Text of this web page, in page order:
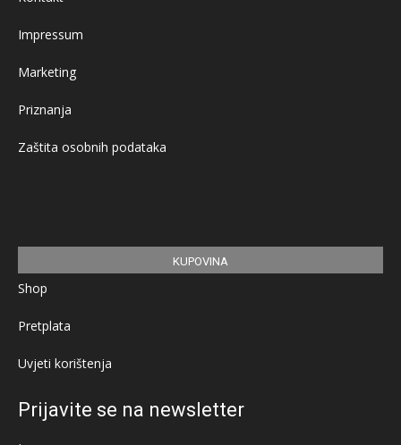
Impressum
Marketing
Priznanja
Zaštita osobnih podataka
KUPOVINA
Shop
Pretplata
Uvjeti korištenja
Prijavite se na newsletter